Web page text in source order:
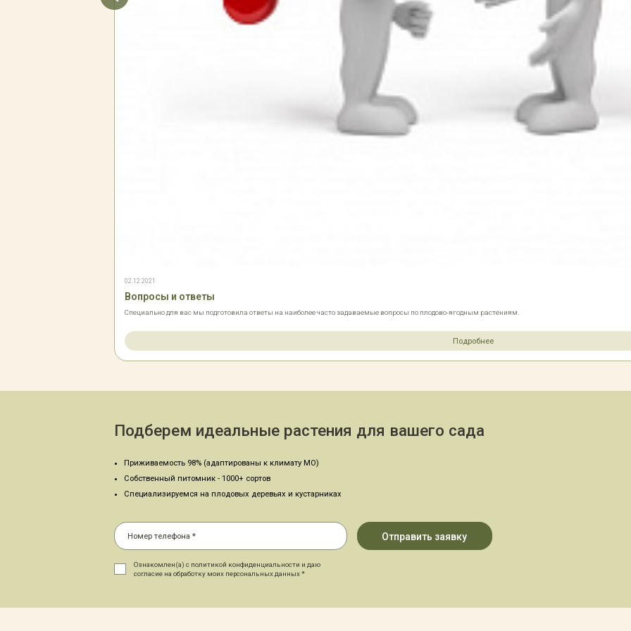
02.12.2021
Вопросы и ответы
Специально для вас мы подготовила ответы на наиболее часто задаваемые вопросы по плодово-ягодным растениям.
Подробнее
Подберем идеальные растения для вашего сада
Приживаемость 98% (адаптированы к климату МО)
Собственный питомник - 1000+ сортов
Специализируемся на плодовых деревьях и кустарниках
Ознакомлен(а) с политикой конфиденциальности и даю
согласие на обработку моих персональных данных *